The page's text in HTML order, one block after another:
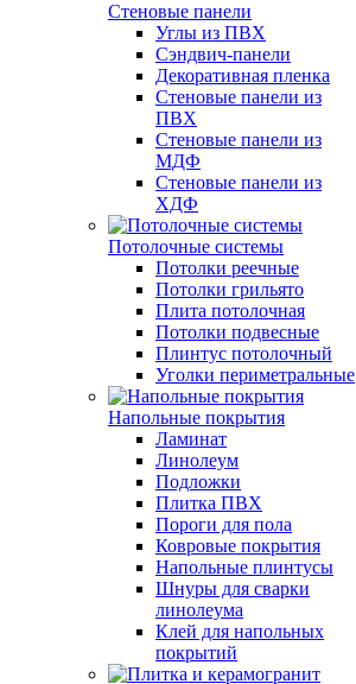
Стеновые панели
Углы из ПВХ
Сэндвич-панели
Декоративная пленка
Стеновые панели из
ПВХ
Стеновые панели из
МДФ
Стеновые панели из
ХДФ
Потолочные системы
Потолки реечные
Потолки грильято
Плита потолочная
Потолки подвесные
Плинтус потолочный
Уголки периметральные
Напольные покрытия
Ламинат
Линолеум
Подложки
Плитка ПВХ
Пороги для пола
Ковровые покрытия
Напольные плинтусы
Шнуры для сварки
линолеума
Клей для напольных
покрытий